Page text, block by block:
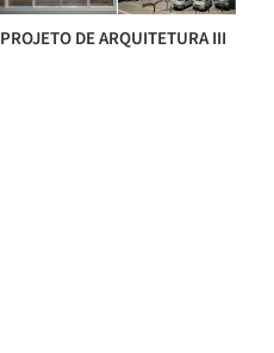
PROJETO DE ARQUITETURA III